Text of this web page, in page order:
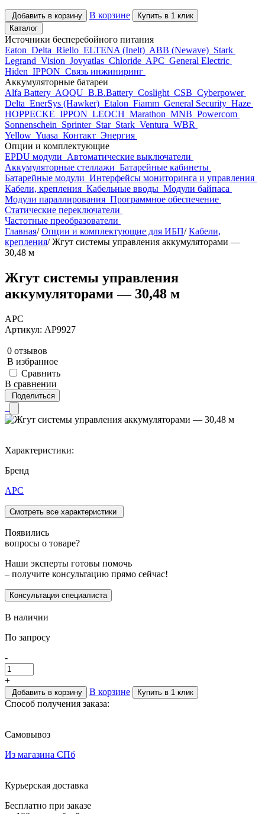
Добавить в корзину В корзине
Купить в 1 клик
Каталог
Источники бесперебойного питания
Eaton Delta Riello ELTENA (Inelt) ABB (Newave) Stark
Legrand Vision Jovyatlas Chloride APC General Electric
Hiden IPPON Связь инжиниринг
Аккумуляторные батареи
Alfa Battery AQQU B.B.Battery Coslight CSB Cyberpower
Delta EnerSys (Hawker) Etalon Fiamm General Security Haze
HOPPECKE IPPON LEOCH Marathon MNB Powercom
Sonnenschein Sprinter Star Stark Ventura WBR
Yellow Yuasa Контакт Энергия
Опции и комплектующие
EPDU модули Автоматические выключатели
Аккумуляторные стеллажи Батарейные кабинеты
Батарейные модули Интерфейсы мониторинга и управления
Кабели, крепления Кабельные вводы Модули байпаса
Модули параллирования Программное обеспечение
Статические переключатели
Частотные преобразователи
Главная/ Опции и комплектующие для ИБП/ Кабели,
крепления/ Жгут системы управления аккумуляторами —
30,48 м
Жгут системы управления
аккумуляторами — 30,48 м
APC
Артикул: AP9927
0 отзывов
В избранное
Сравнить
В сравнении
Поделиться
Характеристики:
Бренд
APC
Смотреть все характеристики
Появились
вопросы о товаре?
Наши эксперты готовы помочь
– получите консультацию прямо сейчас!
Консультация специалиста
В наличии
По запросу
-
+
Добавить в корзину В корзине Купить в 1 клик
Способ получения заказа:
Самовывоз
Из магазина СПб
Курьерская доставка
Бесплатно при заказе